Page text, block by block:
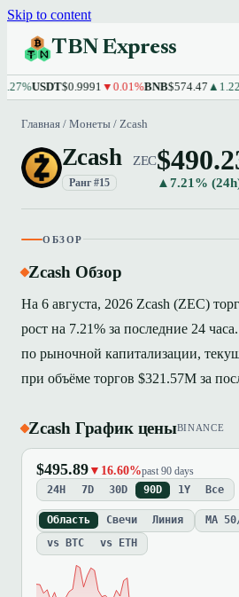
Skip to content
TBN Express
USDT$0.9991▼0.01%BNB$574.47▲1.22%
Главная / Монеты / Zcash
Zcash ZEC
Ранг #15 ▲7.21%
ОБЗОР
Zcash Обзор
На 6 августа, 2026 Zcash (ZEC)
рост на 7.21% за последние 24
по рыночной капитализации,
при объёме торгов $321.57M за
Zcash График ценыBINANCE
$495.89 ▼16.60%past 90 days
24H 7D 30D 90D 1Y Все
Область Свечи Линия MA
vs BTC
vs ETH